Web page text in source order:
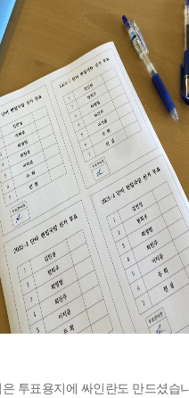
투표용지에 싸인란도 만드셨습